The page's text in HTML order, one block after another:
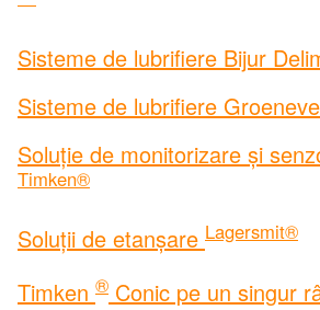
Sisteme de lubrifiere Bijur
Sisteme de lubrifiere
Soluție de monitorizare și
Timken®
Soluții de etanșare Lagersmit®
Timken ® Conic pe un singur